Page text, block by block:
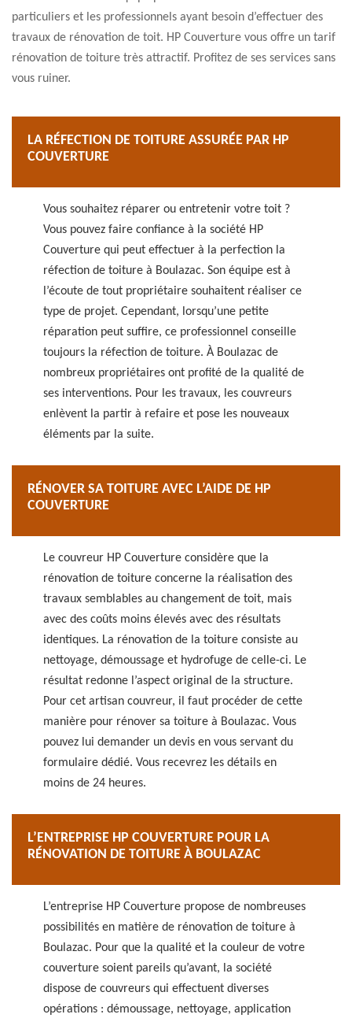
particuliers et les professionnels ayant besoin d’effectuer des
travaux de rénovation de toit. HP Couverture vous offre un tarif
rénovation de toiture très attractif. Profitez de ses services sans
vous ruiner.
LA RÉFECTION DE TOITURE ASSURÉE PAR HP
COUVERTURE
Vous souhaitez réparer ou entretenir votre toit ?
Vous pouvez faire confiance à la société HP
Couverture qui peut effectuer à la perfection la
réfection de toiture à Boulazac. Son équipe est à
l’écoute de tout propriétaire souhaitent réaliser ce
type de projet. Cependant, lorsqu’une petite
réparation peut suffire, ce professionnel conseille
toujours la réfection de toiture. À Boulazac de
nombreux propriétaires ont profité de la qualité de
ses interventions. Pour les travaux, les couvreurs
enlèvent la partir à refaire et pose les nouveaux
éléments par la suite.
RÉNOVER SA TOITURE AVEC L’AIDE DE HP
COUVERTURE
Le couvreur HP Couverture considère que la
rénovation de toiture concerne la réalisation des
travaux semblables au changement de toit, mais
avec des coûts moins élevés avec des résultats
identiques. La rénovation de la toiture consiste au
nettoyage, démoussage et hydrofuge de celle-ci. Le
résultat redonne l’aspect original de la structure.
Pour cet artisan couvreur, il faut procéder de cette
manière pour rénover sa toiture à Boulazac. Vous
pouvez lui demander un devis en vous servant du
formulaire dédié. Vous recevrez les détails en
moins de 24 heures.
L’ENTREPRISE HP COUVERTURE POUR LA
RÉNOVATION DE TOITURE À BOULAZAC
L’entreprise HP Couverture propose de nombreuses
possibilités en matière de rénovation de toiture à
Boulazac. Pour que la qualité et la couleur de votre
couverture soient pareils qu’avant, la société
dispose de couvreurs qui effectuent diverses
opérations : démoussage, nettoyage, application